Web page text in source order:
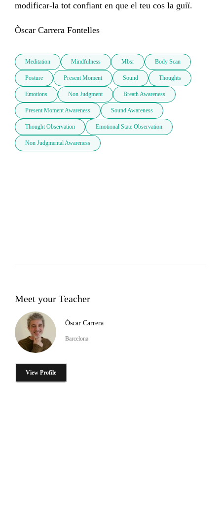
modificar-la tot confiant en que el teu cos la guiï.
Òscar Carrera Fontelles
Meditation Mindfulness Mbsr Body Scan
Posture Present Moment Sound Thoughts
Emotions Non Judgment Breath Awareness
Present Moment Awareness Sound Awareness
Thought Observation Emotional State Observation
Non Judgmental Awareness
Meet your Teacher
Òscar Carrera
Barcelona
View Profile